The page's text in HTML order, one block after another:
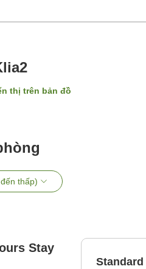
thị trên bản đồ
thấp)
Stay
Standard